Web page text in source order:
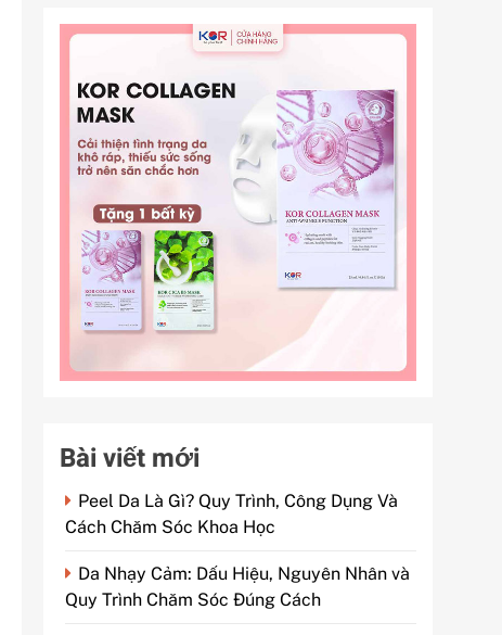
Bài viết mới
Peel Da Là Gì? Quy Trình, Công Dụng Và
Cách Chăm Sóc Khoa Học
Da Nhạy Cảm: Dấu Hiệu, Nguyên Nhân và
Quy Trình Chăm Sóc Đúng Cách